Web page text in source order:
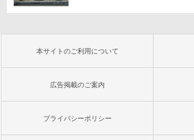
本サイトのご利用について
広告掲載のご案内
プライバシーポリシー